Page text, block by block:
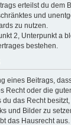
erteilst du dem
und
zu nutzen.
2, Unterpunkt a
bestehen.
eines Beitrags,
Recht oder die
das Recht
und Bilder zu
das Hausrecht